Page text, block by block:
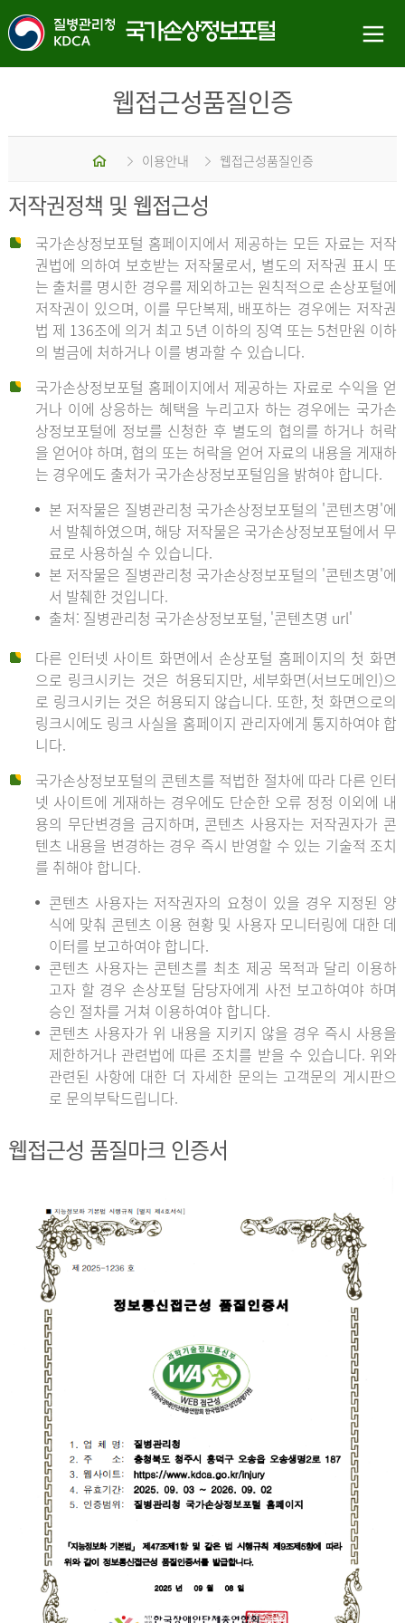
웹접근성품질인증
홈 이용안내 웹접근성품질인증
저작권정책 및 웹접근성
국가손상정보포털 홈페이지에서 제공하는 모든 자료는 저작
권법에 의하여 보호받는 저작물로서, 별도의 저작권 표시 또
는 출처를 명시한 경우를 제외하고는 원칙적으로 손상포털에
저작권이 있으며, 이를 무단복제, 배포하는 경우에는 저작권
법 제 136조에 의거 최고 5년 이하의 징역 또는 5천만원 이하
의 벌금에 처하거나 이를 병과할 수 있습니다.
국가손상정보포털 홈페이지에서 제공하는 자료로 수익을 얻
거나 이에 상응하는 혜택을 누리고자 하는 경우에는 국가손
상정보포털에 정보를 신청한 후 별도의 협의를 하거나 허락
을 얻어야 하며, 협의 또는 허락을 얻어 자료의 내용을 게재하
는 경우에도 출처가 국가손상정보포털임을 밝혀야 합니다.
본 저작물은 질병관리청 국가손상정보포털의 '콘텐츠명'에
서 발췌하였으며, 해당 저작물은 국가손상정보포털에서 무
료로 사용하실 수 있습니다.
본 저작물은 질병관리청 국가손상정보포털의 '콘텐츠명'에
서 발췌한 것입니다.
출처: 질병관리청 국가손상정보포털, '콘텐츠명 url'
다른 인터넷 사이트 화면에서 손상포털 홈페이지의 첫 화면
으로 링크시키는 것은 허용되지만, 세부화면(서브도메인)으
로 링크시키는 것은 허용되지 않습니다. 또한, 첫 화면으로의
링크시에도 링크 사실을 홈페이지 관리자에게 통지하여야 합
니다.
국가손상정보포털의 콘텐츠를 적법한 절차에 따라 다른 인터
넷 사이트에 게재하는 경우에도 단순한 오류 정정 이외에 내
용의 무단변경을 금지하며, 콘텐츠 사용자는 저작권자가 콘
텐츠 내용을 변경하는 경우 즉시 반영할 수 있는 기술적 조치
를 취해야 합니다.
콘텐츠 사용자는 저작권자의 요청이 있을 경우 지정된 양
식에 맞춰 콘텐츠 이용 현황 및 사용자 모니터링에 대한 데
이터를 보고하여야 합니다.
콘텐츠 사용자는 콘텐츠를 최초 제공 목적과 달리 이용하
고자 할 경우 손상포털 담당자에게 사전 보고하여야 하며
승인 절차를 거쳐 이용하여야 합니다.
콘텐츠 사용자가 위 내용을 지키지 않을 경우 즉시 사용을
제한하거나 관련법에 따른 조치를 받을 수 있습니다. 위와
관련된 사항에 대한 더 자세한 문의는 고객문의 게시판으
로 문의부탁드립니다.
웹접근성 품질마크 인증서